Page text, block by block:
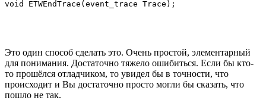
Это один способ сделать это. Очень простой, элементарный
для понимания. Достаточно тяжело ошибиться. Если бы кто-
то прошёлся отладчиком, то увидел бы в точности, что
происходит и Вы достаточно просто могли бы сказать, что
пошло не так.